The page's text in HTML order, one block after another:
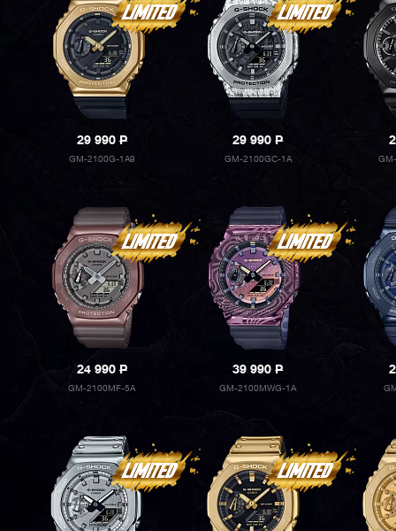
29 990P
GM-2100G-1A9
29 990P
GM-2100GC-1A
24 990P
GM-2100MF-5A
39 990P
GM-2100MWG-1A